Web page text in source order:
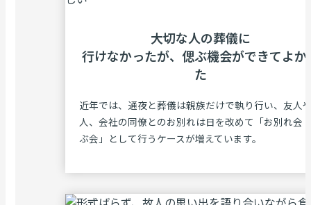
⼤切な⼈の葬儀に
⾏けなかったが、 偲ぶ機会ができてよか
た
近年では、通夜と葬儀は親族だけで執り行い、友人
人、会社の同僚とのお別れは日を改めて「お別れ会
ぶ会」として行うケースが増えています。